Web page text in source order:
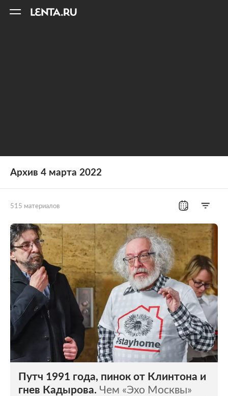
Архив 4 марта 2022
515 материалов
Все рубрики Россия
Мир Бывший СССР
Экономика Силовые структуры
Наука и техника Спорт
Культура Интернет и СМИ
Ценности Путешествия
Из жизни Среда обитания
Забота о себе Авто
Путч 1991 года, пинок от Клинтона и
гнев Кадырова. Чем «Эхо Москвы»